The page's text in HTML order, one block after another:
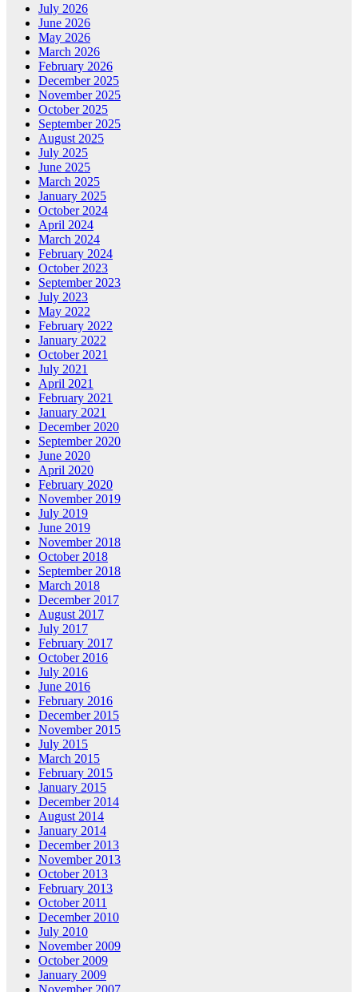
July 2026
June 2026
May 2026
March 2026
February 2026
December 2025
November 2025
October 2025
September 2025
August 2025
July 2025
June 2025
March 2025
January 2025
October 2024
April 2024
March 2024
February 2024
October 2023
September 2023
July 2023
May 2022
February 2022
January 2022
October 2021
July 2021
April 2021
February 2021
January 2021
December 2020
September 2020
June 2020
April 2020
February 2020
November 2019
July 2019
June 2019
November 2018
October 2018
September 2018
March 2018
December 2017
August 2017
July 2017
February 2017
October 2016
July 2016
June 2016
February 2016
December 2015
November 2015
July 2015
March 2015
February 2015
January 2015
December 2014
August 2014
January 2014
December 2013
November 2013
October 2013
February 2013
October 2011
December 2010
July 2010
November 2009
October 2009
January 2009
November 2007